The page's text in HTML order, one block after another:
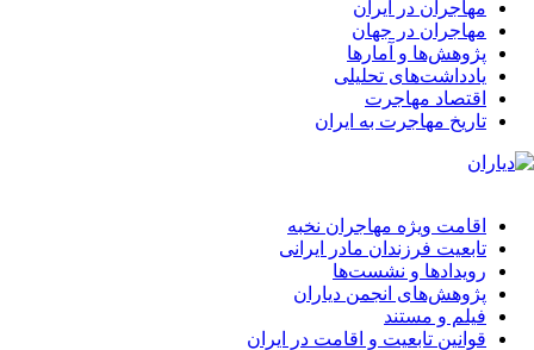
مهاجران در ایران
مهاجران در جهان
پژوهش‌ها و آمارها
یادداشت‌های تحلیلی
اقتصاد مهاجرت
تاریخ مهاجرت به ایران
اقامت ویژه مهاجران نخبه
تابعیت فرزندان مادر ایرانی
رویدادها و نشست‌ها
پژوهش‌های انجمن دیاران
فیلم و مستند
قوانین تابعیت و اقامت در ایران